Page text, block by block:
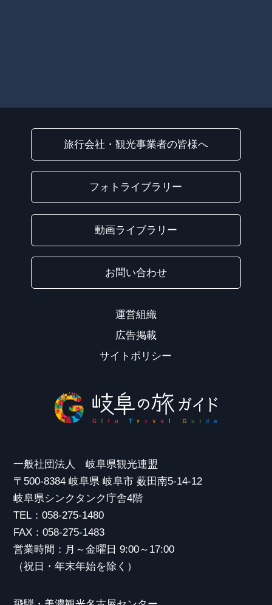
旅行会社・観光事業者の皆様へ
フォトライブラリー
動画ライブラリー
お問い合わせ
運営組織
広告掲載
サイトポリシー
一般社団法人 岐阜県観光連盟
〒500-8384 岐阜県 岐阜市 薮田南5-14-12
岐阜県シンクタンク庁舎4階
TEL：058-275-1480
FAX：058-275-1483
営業時間：月～金曜日 9:00～17:00
（祝日・年末年始を除く）